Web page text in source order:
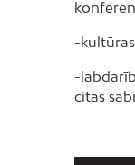
-
-
citas